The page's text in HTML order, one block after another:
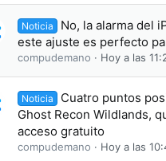
Noticia
No, la alarma del
este ajuste es perfecto
compudemano Hoy a las
Noticia
Cuatro puntos
Ghost Recon Wildlands,
acceso gratuito
compudemano Hoy a las